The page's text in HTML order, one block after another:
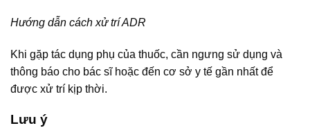
Hướng dẫn cách xử trí ADR
Khi gặp tác dụng phụ của thuốc, cần ngưng sử dụng và
thông báo cho bác sĩ hoặc đến cơ sở y tế gần nhất để
được xử trí kịp thời.
Lưu ý